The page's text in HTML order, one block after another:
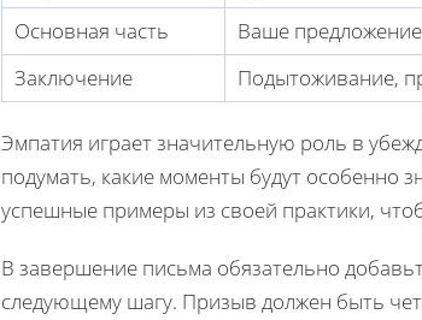
Основная часть
Ваше
Заключение
Подытоживание,
Эмпатия играет значительную роль в
подумать, какие моменты будут особенно
успешные примеры из своей практики,
В завершение письма обязательно
следующему шагу. Призыв должен быть